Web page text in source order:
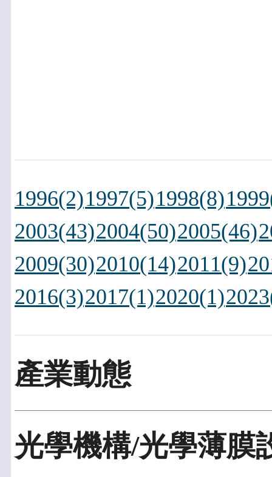
1996(2)1997(5)1998(8)
2003(43)2004(50)2005(46)
2009(30)2010(14)2011(9)
2016(3)2017(1)2020(1)
產業動態
光學機構/光學薄膜